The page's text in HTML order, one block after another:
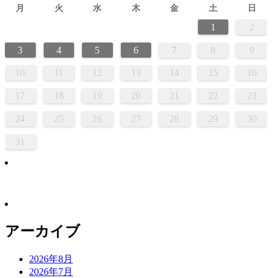
月 火 水 木 金 土 日
1 2
3 4 5 6 7 8 9
10 12 13 14 15 16
17 18 19 20 21 22 23
24 25 26 27 28 29 30
31
アーカイブ
2026年8月
2026年7月